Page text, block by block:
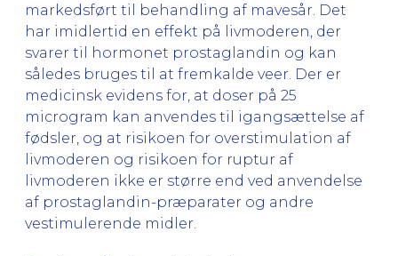
markedsført til behandling af mavesår. Det
har imidlertid en effekt på livmoderen, der
svarer til hormonet prostaglandin og kan
således bruges til at fremkalde veer. Der er
medicinsk evidens for, at doser på 25
microgram kan anvendes til igangsættelse af
fødsler, og at risikoen for overstimulation af
livmoderen og risikoen for ruptur af
livmoderen ikke er større end ved anvendelse
af prostaglandin-præparater og andre
vestimulerende midler.